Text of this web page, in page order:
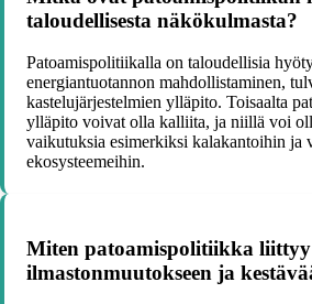
taloudellisesta näkökulmasta?
Patoamispolitiikalla on taloudellisia
energiantuotannon mahdollistaminen,
kastelujärjestelmien ylläpito. Toisaalta
ylläpito voivat olla kalliita, ja niillä voi
vaikutuksia esimerkiksi kalakantoihin ja
ekosysteemeihin.
Miten patoamispolitiikka liittyy
ilmastonmuutokseen ja